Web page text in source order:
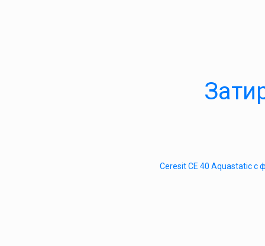
Ceresit CE 40 Aquastatic c